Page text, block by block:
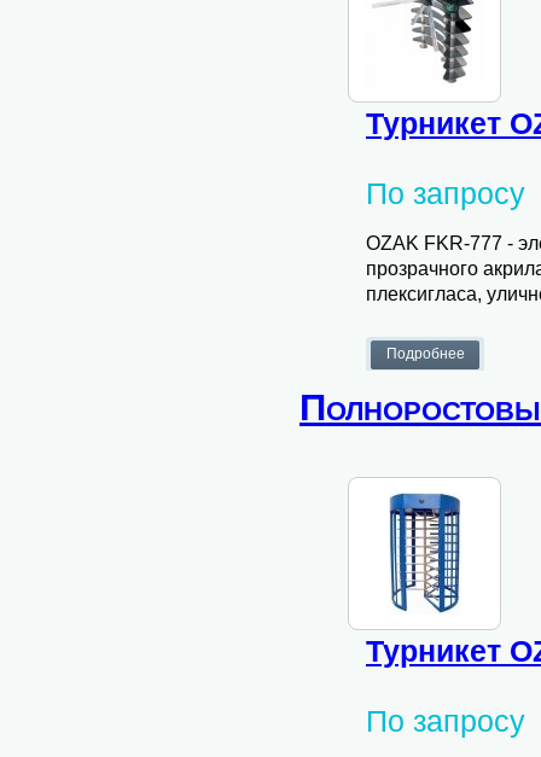
Турникет
По запросу
OZAK FKR-777 -
прозрачного
плексигласа,
Турникет
По запросу